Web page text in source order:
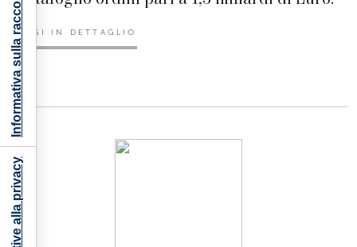
LEGGI IN DETTAGLIO
Informativa sulla raccolta